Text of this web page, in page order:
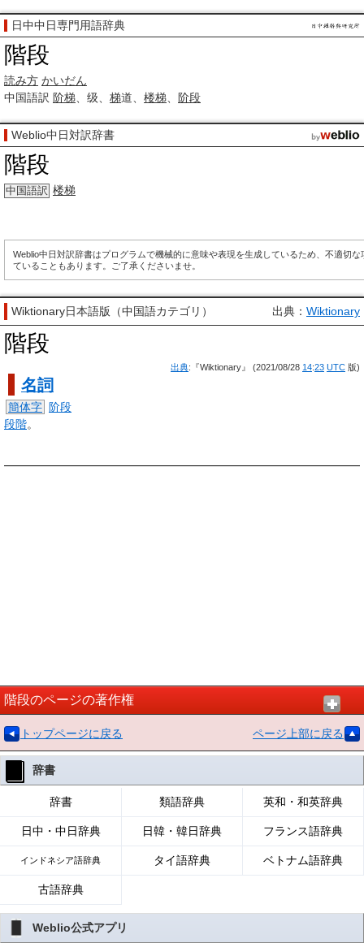
日中中日専門用語辞典
階段
読み方 かいだん
中国語訳 阶梯 、级、 梯道、 楼梯 阶段
Weblio中日対訳辞書
階段
中国語訳 楼梯
Weblio中日対訳辞書はプログラムで機械的に意味や表現を生成しているため、不適切な
ていることもあります。ご了承くださいませ。
Wiktionary日本語版（中国語カテゴリ） 出典： Wiktionary
階段
出典:『Wiktionary』 (2021/08/28 14:23 UTC 版)
名詞
簡体字
阶段
段階。
階段のページの著作権
トップページに戻る ページ上部に戻る
辞書
辞書 類語辞典 英和・和英辞典
日中・中日辞典 日韓・韓日辞典 フランス語辞典
インドネシア語辞典 タイ語辞典 ベトナム語辞典
古語辞典
Weblio公式アプリ